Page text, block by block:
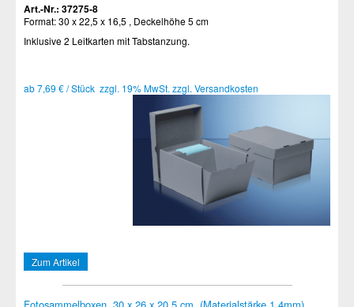
Art.-Nr.: 37275-8
Format: 30 x 22,5 x 16,5 , Deckelhöhe 5 cm
Inklusive 2 Leitkarten mit Tabstanzung.
ab 7,69 € / Stück zzgl. 19% MwSt. zzgl. Versandkosten
Zum Artikel
Fotosammelboxen, 30 x 26 x 20,5 cm, (Materialstärke 1,4mm)